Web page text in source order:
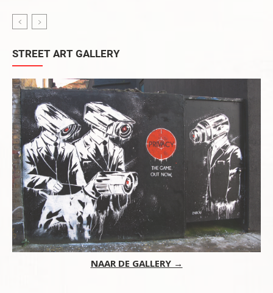
STREET ART GALLERY
NAAR DE GALLERY →